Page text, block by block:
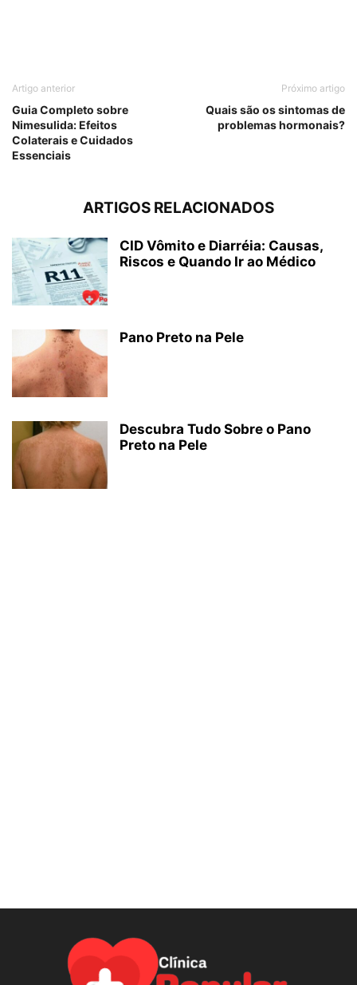
Artigo anterior
Guia Completo sobre
Nimesulida: Efeitos
Colaterais e Cuidados
Essenciais
Próximo artigo
Quais são os sintomas de
problemas hormonais?
ARTIGOS RELACIONADOS
CID Vômito e Diarréia: Causas,
Riscos e Quando Ir ao Médico
Pano Preto na Pele
Descubra Tudo Sobre o Pano
Preto na Pele